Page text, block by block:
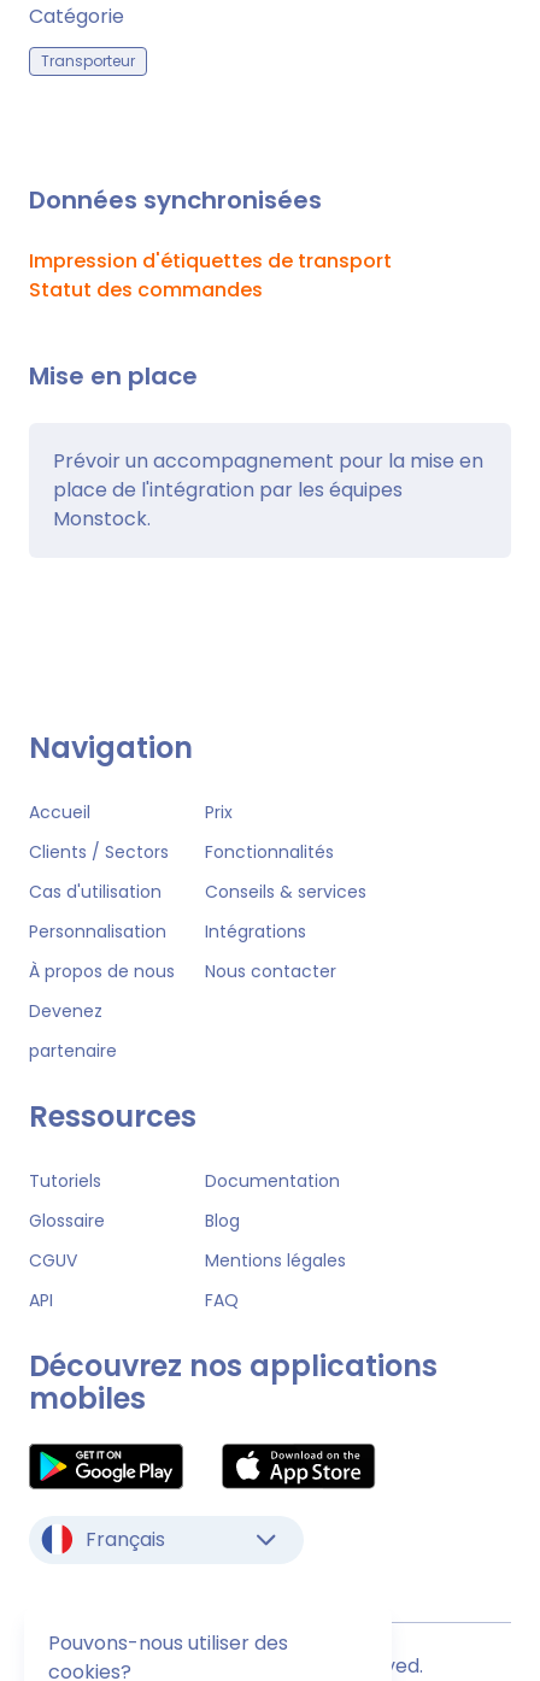
Catégorie
Transporteur
Données synchronisées
Impression d'étiquettes de transport
Statut des commandes
Mise en place
Prévoir un accompagnement pour la mise en
place de l'intégration par les équipes
Monstock.
Navigation
Accueil
Prix
Clients / Sectors
Fonctionnalités
Cas d'utilisation
Conseils & services
Personnalisation
Intégrations
À propos de nous
Nous contacter
Devenez
partenaire
Ressources
Tutoriels
Documentation
Glossaire
Blog
CGUV
Mentions légales
API
FAQ
Découvrez nos applications
mobiles
Français
© Monstock. All Rights Reserved.
Pouvons-nous utiliser des
cookies?